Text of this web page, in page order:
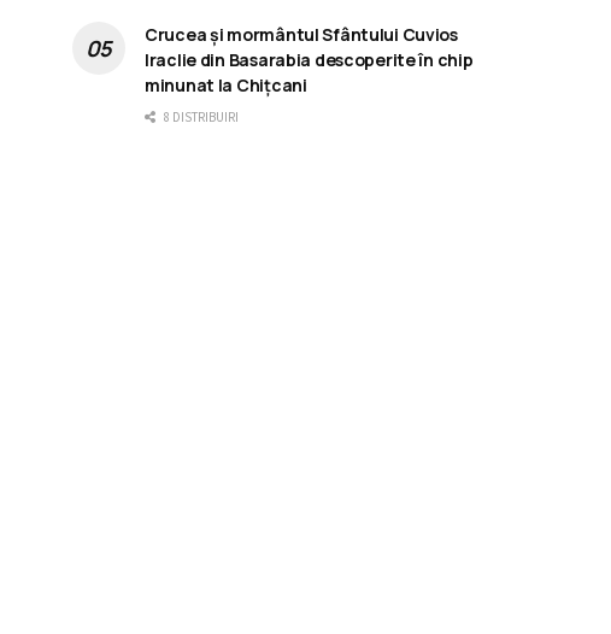
Crucea și mormântul Sfântului Cuvios
Iraclie din Basarabia descoperite în chip
minunat la Chițcani
8 DISTRIBUIRI